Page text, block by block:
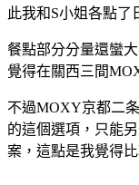
此我和S小姐各點了
餐點部分分量還蠻
覺得在關西三間
不過MOXY京都二
的這個選項，只能
案，這點是我覺得